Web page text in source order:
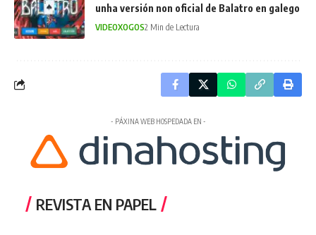
unha versión non oficial de Balatro en galego
VIDEOXOGOS2 Min de Lectura
- PÁXINA WEB HOSPEDADA EN -
REVISTA EN PAPEL